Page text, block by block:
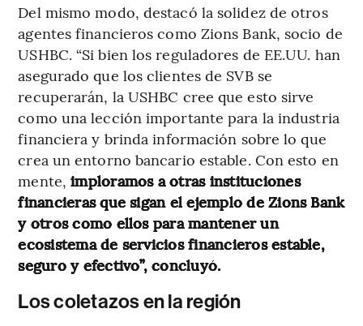
Del mismo modo, destacó la solidez de otros
agentes financieros como Zions Bank, socio de
USHBC. “Si bien los reguladores de EE.UU. han
asegurado que los clientes de SVB se
recuperarán, la USHBC cree que esto sirve
como una lección importante para la industria
financiera y brinda información sobre lo que
crea un entorno bancario estable. Con esto en
mente,imploramos a otras instituciones
financieras que sigan el ejemplo de Zions Bank
y otros como ellos para mantener un
ecosistema de servicios financieros estable,
seguro y efectivo”, concluyó.
Los coletazos en la región